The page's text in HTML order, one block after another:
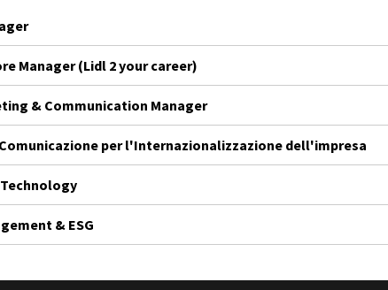
Manager (Lidl 2 your career)
& Communication Manager
per l'Internazionalizzazione dell'impresa
& ESG